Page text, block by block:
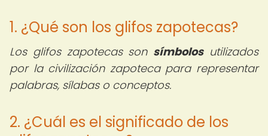
1. ¿Qué son los glifos zapotecas?
Los glifos zapotecas son símbolosutilizados
por la civilización zapoteca para representar
palabras, sílabas o conceptos.
2. ¿Cuál es el significado de los